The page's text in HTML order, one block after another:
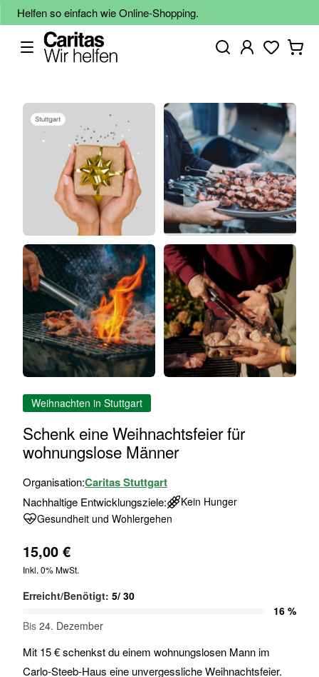
Helfen so einfach wie Online-Shopping.
Zum
Ende
Bildgalerie
springen
Anfang
der
Bildgalerie
springen
Weihnachten in Stuttgart
Schenk eine Weihnachtsfeier für
wohnungslose Männer
Organisation:Caritas Stuttgart
Nachhaltige Entwicklungsziele:
Kein Hunger
Gesundheit und Wohlergehen
15,00 €
Inkl. 0% MwSt.
Erreicht/Benötigt: 5/ 30
16 %
Bis 24. Dezember
Mit 15 € schenkst du einem wohnungslosen Mann im
Carlo-Steeb-Haus eine unvergessliche Weihnachtsfeier.